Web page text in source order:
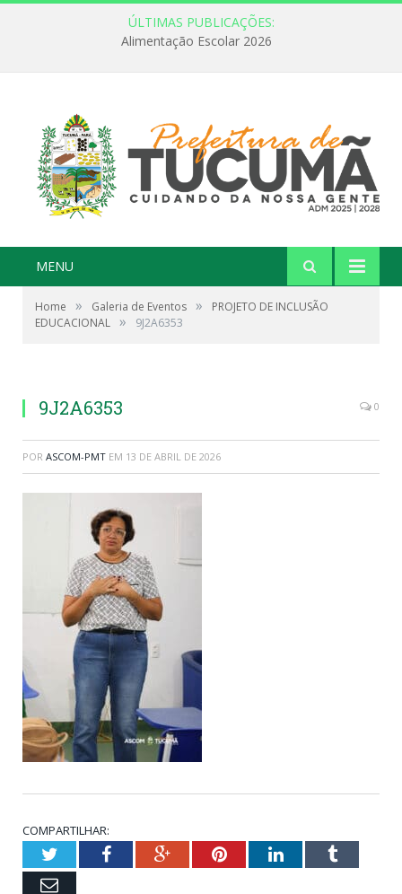
ÚLTIMAS PUBLICAÇÕES:
Alimentação Escolar 2026
MENU
Home » Galeria de Eventos »
PROJETO DE INCLUSÃO
EDUCACIONAL » 9J2A6353
9J2A6353 0
POR ASCOM-PMT EM 13 DE ABRIL DE 2026
COMPARTILHAR:
TwitterFacebookGoogle+PinterestLinkedInTumblr
Email